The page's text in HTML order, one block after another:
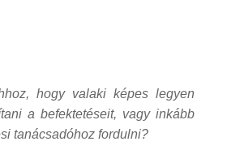
hogy valaki képes legyen
a befektetéseit, vagy inkább
tanácsadóhoz fordulni?